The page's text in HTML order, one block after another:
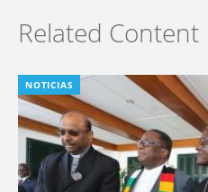
Related Content
NOTICIAS